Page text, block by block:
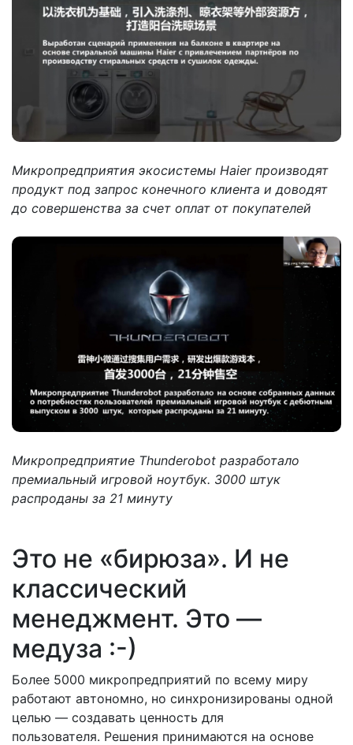
Микропредприятия экосистемы Haier производят
продукт под запрос конечного клиента и доводят
до совершенства за счет оплат от покупателей
Микропредприятие Thunderobot разработало
премиальный игровой ноутбук. 3000 штук
распроданы за 21 минуту
Это не «бирюза». И не
классический
менеджмент. Это —
медуза :-)
Более 5000 микропредприятий по всему миру
работают автономно, но синхронизированы одной
целью — создавать ценность для
пользователя. Решения принимаются на основе